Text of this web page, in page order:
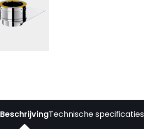
BeschrijvingTechnische specificaties